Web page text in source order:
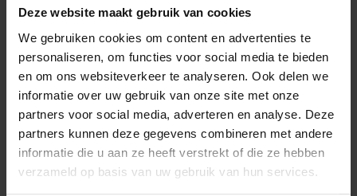
Deze website maakt gebruik van cookies
We gebruiken cookies om content en advertenties te
personaliseren, om functies voor social media te bieden
en om ons websiteverkeer te analyseren. Ook delen we
informatie over uw gebruik van onze site met onze
partners voor social media, adverteren en analyse. Deze
partners kunnen deze gegevens combineren met andere
informatie die u aan ze heeft verstrekt of die ze hebben
verzameld op basis van uw gebruik van hun services.
in je proces!
Voor administratiekantoren, belastingadviseurs,
accountants, bedrijfsadviseurs die Fiscaal Gemak
gebruiken en die klanten hebben die niet hun gehele
administratie in hun onderneming hebben geïntegreerd,
levert de directe koppeling met Fiscaal Gemak, veel
tijdsbesparing op. In Accountancy Gemak van Unit4 zie
je alle mogelijkheden.
BTW aangifte